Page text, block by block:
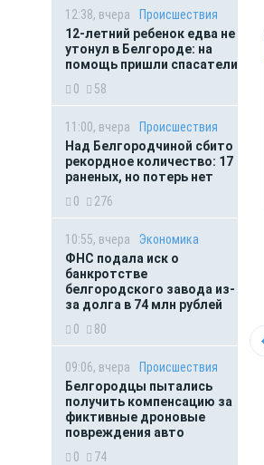
12:38, вчера
Происшествия
12-летний ребенок едва не
утонул в Белгороде: на
помощь пришли спасатели
0
58
11:00, вчера
Происшествия
Над Белгородчиной сбито
рекордное количество: 17
раненых, но потерь нет
0
276
10:55, вчера
Экономика
ФНС подала иск о
банкротстве
белгородского завода из-
за долга в 74 млн рублей
0
80
09:06, вчера
Происшествия
Белгородцы пытались
получить компенсацию за
фиктивные дроновые
повреждения авто
0
74